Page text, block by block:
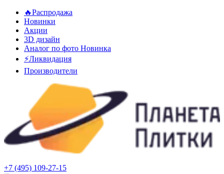
🔥Распродажа
Новинки
Акции
3D дизайн
Аналог по фото Новинка
⚡Ликвидация
Производители
+7 (495) 109-27-15